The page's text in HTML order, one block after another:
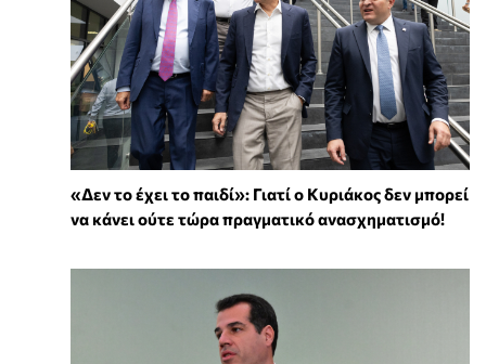
«Δεν το έχει το παιδί»: Γιατί ο Κυριάκος δεν μπορεί
να κάνει ούτε τώρα πραγματικό ανασχηματισμό!